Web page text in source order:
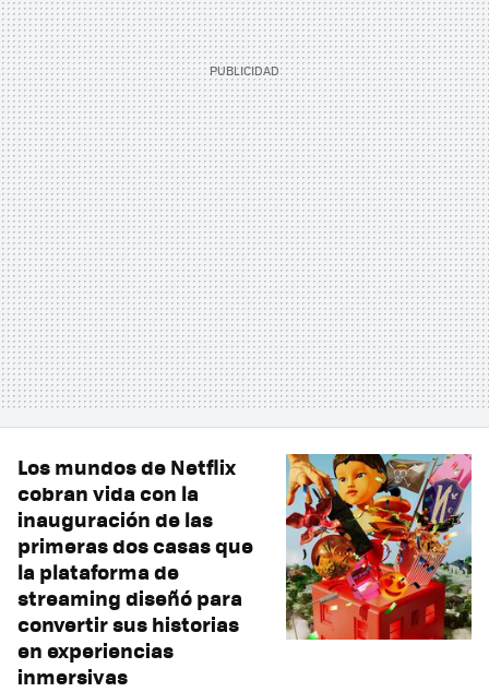
Los mundos de Netflix
cobran vida con la
inauguración de las
primeras dos casas que
la plataforma de
streaming diseñó para
convertir sus historias
en experiencias
inmersivas